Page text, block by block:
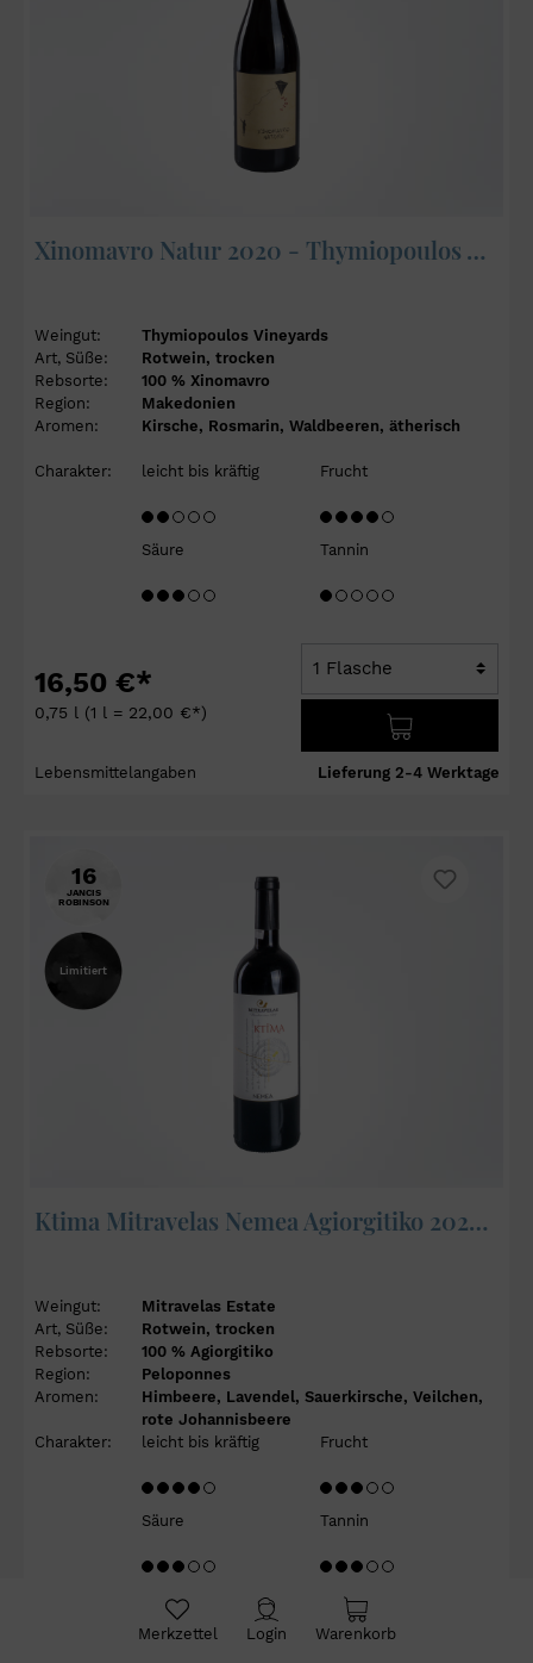
Merkzettel Login Warenkorb
Xinomavro Natur 2020 - Thymiopoulos Vineyards
Weingut:
Thymiopoulos Vineyards
Art, Süße:
Rotwein, trocken
Rebsorte:
100 % Xinomavro
Region:
Makedonien
Aromen:
Kirsche, Rosmarin, Waldbeeren, ätherisch
Charakter: leicht bis kräftig Frucht
Säure Tannin
16,50 €*
0,75 l (1 l = 22,00 €*)
Lebensmittelangaben Lieferung 2-4 Werktage
16
JANCIS
ROBINSON
Limitiert
Ktima Mitravelas Nemea Agiorgitiko 2024 - Mitravelas Estate
Weingut:
Mitravelas Estate
Art, Süße:
Rotwein, trocken
Rebsorte:
100 % Agiorgitiko
Region:
Peloponnes
Aromen:
Himbeere, Lavendel, Sauerkirsche, Veilchen,
rote Johannisbeere
Charakter:
leicht bis kräftig Frucht
Säure Tannin